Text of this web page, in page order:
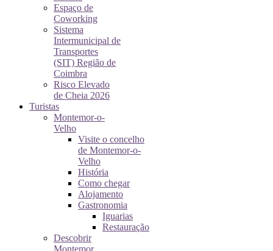
Espaço de
Coworking
Sistema
Intermunicipal de
Transportes
(SIT) Região de
Coimbra
Risco Elevado
de Cheia 2026
Turistas
Montemor-o-
Velho
Visite o concelho
de Montemor-o-
Velho
História
Como chegar
Alojamento
Gastronomia
Iguarias
Restauração
Descobrir
Montemor